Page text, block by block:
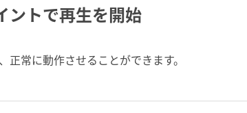
ントで再生を開始
常に動作させることができます。